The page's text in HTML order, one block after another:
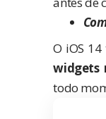
O iOS
widgets
todo